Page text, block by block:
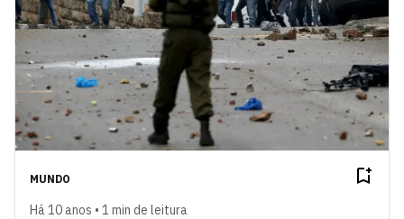
MUNDO
Há 10 anos • 1 min de leitura